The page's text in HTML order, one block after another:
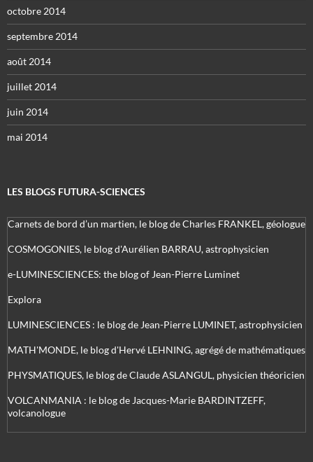
octobre 2014
septembre 2014
août 2014
juillet 2014
juin 2014
mai 2014
LES BLOGS FUTURA-SCIENCES
Carnets de bord d’un martien, le blog de Charles FRANKEL, géologue
COSMOGONIES, le blog d'Aurélien BARRAU, astrophysicien
e-LUMINESCIENCES: the blog of Jean-Pierre Luminet
Explora
LUMINESCIENCES : le blog de Jean-Pierre LUMINET, astrophysicien
MATH'MONDE, le blog d'Hervé LEHNING, agrégé de mathématiques
PHYSMATIQUES, le blog de Claude ASLANGUL, physicien théoricien
VOLCANMANIA : le blog de Jacques-Marie BARDINTZEFF,
volcanologue